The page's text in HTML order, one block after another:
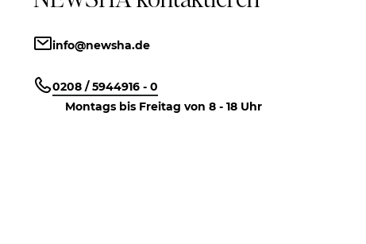
info@newsha.de
0208 / 5944916 - 0
Montags bis Freitag von 8 - 18 Uhr